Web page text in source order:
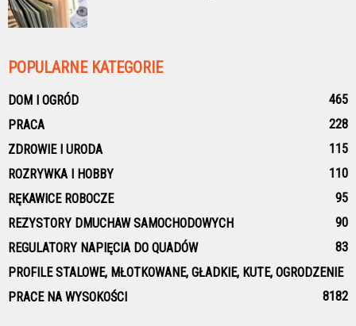
POPULARNE KATEGORIE
DOM I OGRÓD
465
PRACA
228
ZDROWIE I URODA
115
ROZRYWKA I HOBBY
110
RĘKAWICE ROBOCZE
95
REZYSTORY DMUCHAW SAMOCHODOWYCH
90
REGULATORY NAPIĘCIA DO QUADÓW
83
PROFILE STALOWE, MŁOTKOWANE, GŁADKIE, KUTE, OGRODZENIE
82
PRACE NA WYSOKOŚCI 81